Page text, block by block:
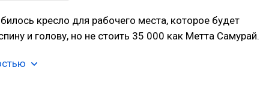
кресло для рабочего места, которое будет
и голову, но не стоить 35 000 как Метта Самурай.